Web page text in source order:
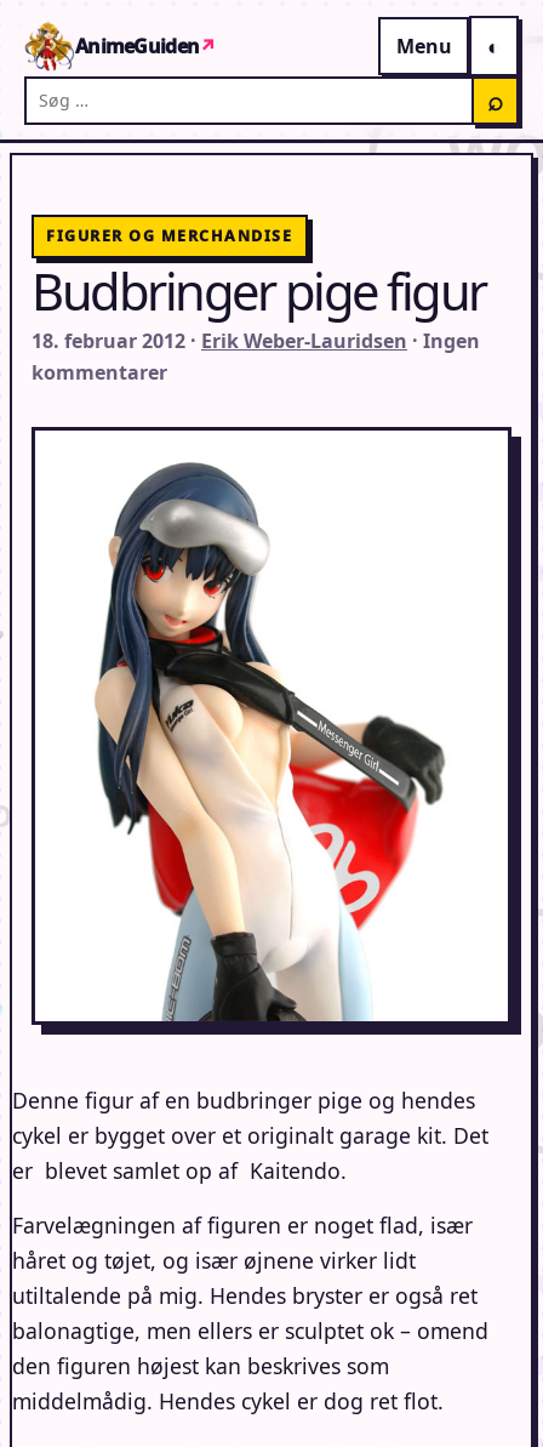
AnimeGuiden↗
Menu
Søg på AnimeGuiden
⌕
FIGURER OG MERCHANDISE
Budbringer pige figur
18. februar 2012 · Erik Weber-Lauridsen · Ingen
kommentarer
Denne figur af en budbringer pige og hendes
cykel er bygget over et originalt garage kit. Det
er blevet samlet op af Kaitendo.
Farvelægningen af figuren er noget flad, især
håret og tøjet, og især øjnene virker lidt
utiltalende på mig. Hendes bryster er også ret
balonagtige, men ellers er sculptet ok – omend
den figuren højest kan beskrives som
middelmådig. Hendes cykel er dog ret flot.